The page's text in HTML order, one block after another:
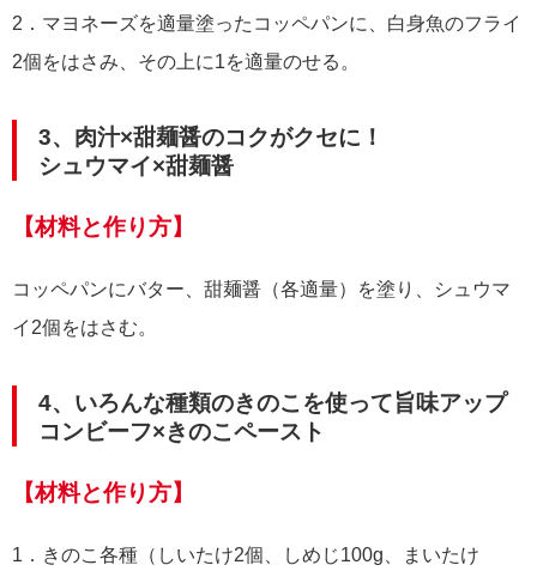
2．マヨネーズを適量塗ったコッペパンに、白身魚のフライ
2個をはさみ、その上に1を適量のせる。
3、肉汁×甜麺醤のコクがクセに！
シュウマイ×甜麺醤
【材料と作り方】
コッペパンにバター、甜麺醤（各適量）を塗り、シュウマ
イ2個をはさむ。
4、いろんな種類のきのこを使って旨味アップ
コンビーフ×きのこペースト
【材料と作り方】
1．きのこ各種（しいたけ2個、しめじ100g、まいたけ